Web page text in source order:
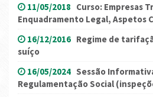
11/05/2018 Curso: Empresas
Enquadramento Legal, Aspetos
16/12/2016 Regime de
suíço
16/05/2024 Sessão
Regulamentação Social